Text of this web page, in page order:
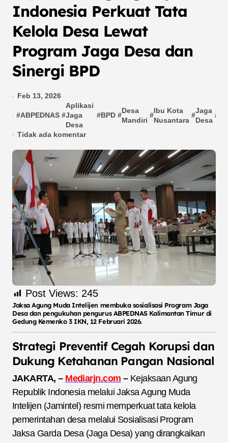
Indonesia Perkuat Tata
Kelola Desa Lewat
Program Jaga Desa dan
Sinergi BPD
Feb 13, 2026
#ABPEDNAS #
Aplikasi
Jaga
Desa
#BPD #
Desa
Mandiri
#
Ibu Kota
Nusantara
#
Jaga
Desa
#
Tidak ada komentar
Post Views: 245
Jaksa Agung Muda Intelijen membuka sosialisasi Program Jaga
Desa dan pengukuhan pengurus ABPEDNAS Kalimantan Timur di
Gedung Kemenko 3 IKN, 12 Februari 2026.
Strategi Preventif Cegah Korupsi dan
Dukung Ketahanan Pangan Nasional
JAKARTA, – Mediarjn.com – Kejaksaan Agung
Republik Indonesia melalui Jaksa Agung Muda
Intelijen (Jamintel) resmi memperkuat tata kelola
pemerintahan desa melalui Sosialisasi Program
Jaksa Garda Desa (Jaga Desa) yang dirangkaikan